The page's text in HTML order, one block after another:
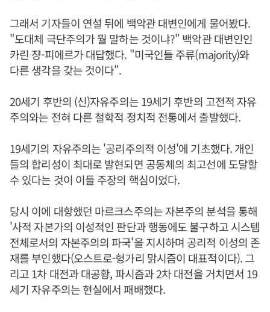
그래서 기자들이 연설 뒤에 백악관 대변인에게 물어봤다.
"도대체 극단주의가 뭘 말하는 것이냐?" 백악관 대변인인
카린 쟝-피에르가 대답했다. "미국인들 주류(majority)와
다른 생각을 갖는 것이다".
20세기 후반의 (신)자유주의는 19세기 후반의 고전적 자유
주의와는 전혀 다른 철학적 정치적 전통에서 출발했다.
19세기의 자유주의는 '공리주의적 이성'에 기초했다. 개인
들의 합리성이 최대로 발현되면 공동체의 최고선에 도달할
수 있다는 것이 이들 주장의 핵심이었다.
당시 이에 대항했던 마르크스주의는 자본주의 분석을 통해
'사적 자본가의 이성적인 판단과 행동에도 불구하고 시스템
전체로서의 자본주의의 파국'을 지시하며 공리적 이성의 존
재를 부인했다(오스트로-헝가리 맑시즘이 대표적이다). 그
리고 1차 대전과 대공황, 파시즘과 2차 대전을 거치면서 19
세기 자유주의는 현실에서 패배했다.